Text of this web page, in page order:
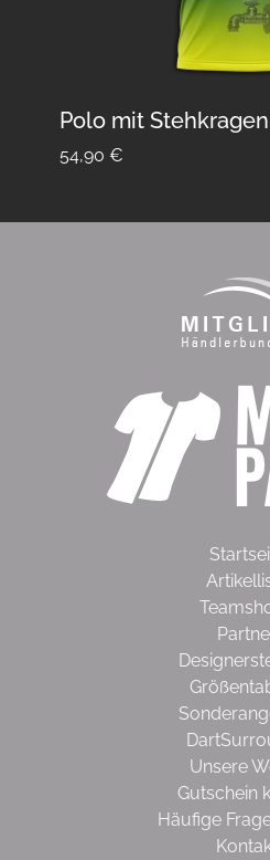
Polo mit Stehkragen
54,90 €
Unsere
Gutschein
Häufige